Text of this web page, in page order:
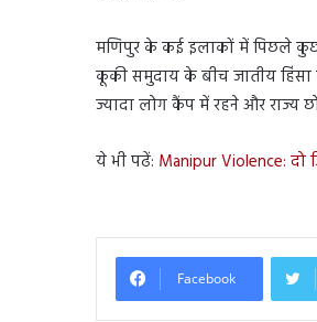
मणिपुर के कई इलाकों में पिछले कुछ
कूकी समुदाय के बीच जातीय
ज्यादा लोग कैंप में रहने और राज्य
ये भी पढें: Manipur Violence:
Facebook